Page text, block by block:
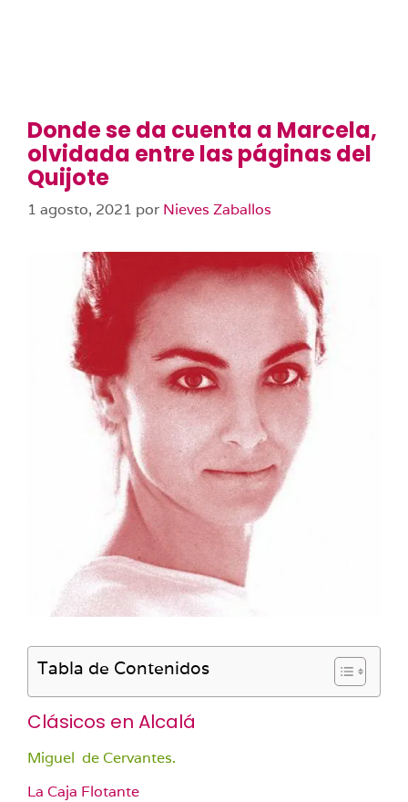
Donde se da cuenta a Marcela,
olvidada entre las páginas del
Quijote
1 agosto, 2021 por Nieves Zaballos
Tabla de Contenidos
Clásicos en Alcalá
Miguel de Cervantes.
La Caja Flotante